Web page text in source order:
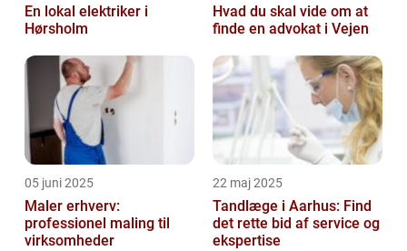
En lokal elektriker i
Hørsholm
Hvad du skal vide om at
finde en advokat i Vejen
05 juni 2025
Maler erhverv:
professionel maling til
virksomheder
22 maj 2025
Tandlæge i Aarhus: Find
det rette bid af service og
ekspertise